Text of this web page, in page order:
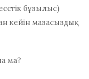
бұзылыс)
кейін мазасыздық
ма?